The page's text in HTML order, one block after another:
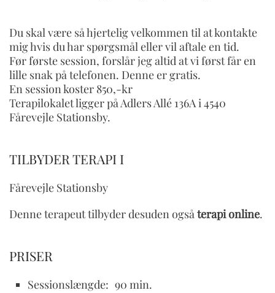
Du skal være så hjertelig velkommen til at kontakte
mig hvis du har spørgsmål eller vil aftale en tid.
Før første session, forslår jeg altid at vi først får en
lille snak på telefonen. Denne er gratis.
En session koster 850,-kr
Terapilokalet ligger på Adlers Allé 136A i 4540
Fårevejle Stationsby.
TILBYDER TERAPI I
Fårevejle Stationsby
Denne terapeut tilbyder desuden også terapi online.
PRISER
Sessionslængde: 90 min.